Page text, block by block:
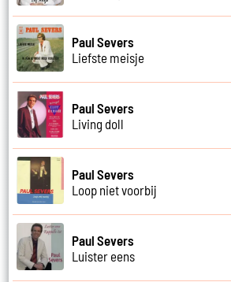
Paul Severs
Liefste meisje
Paul Severs
Living doll
Paul Severs
Loop niet voorbij
Paul Severs
Luister eens